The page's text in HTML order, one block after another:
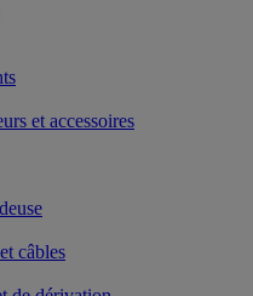
et accessoires
câbles